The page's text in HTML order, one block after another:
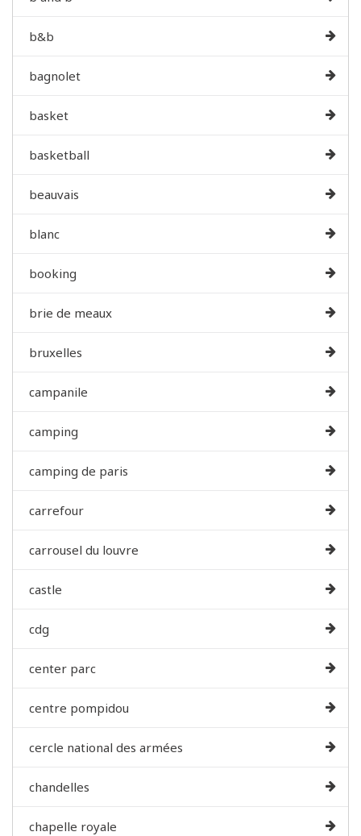
b&b
bagnolet
basket
basketball
beauvais
blanc
booking
brie de meaux
bruxelles
campanile
camping
camping de paris
carrefour
carrousel du louvre
castle
cdg
center parc
centre pompidou
cercle national des armées
chandelles
chapelle royale